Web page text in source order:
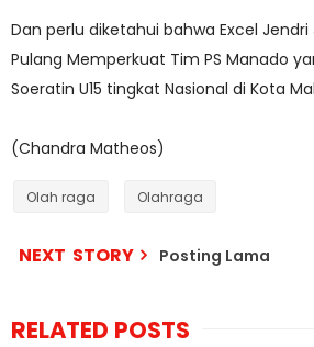
Dan perlu diketahui bahwa Excel Jendri
Pulang Memperkuat Tim PS Manado
Soeratin U15 tingkat Nasional di Kota
(Chandra Matheos)
Olah raga Olahraga
NEXT STORY Posting Lama
RELATED POSTS